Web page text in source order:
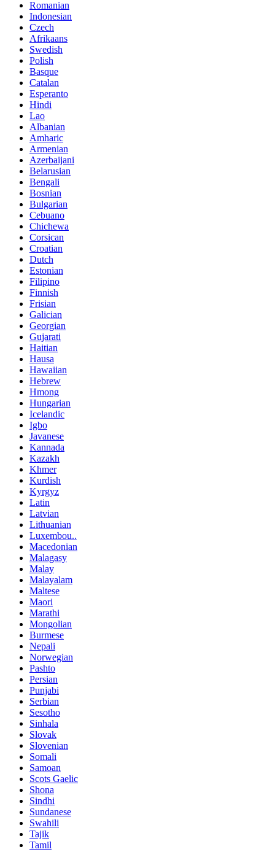
Romanian
Indonesian
Czech
Afrikaans
Swedish
Polish
Basque
Catalan
Esperanto
Hindi
Lao
Albanian
Amharic
Armenian
Azerbaijani
Belarusian
Bengali
Bosnian
Bulgarian
Cebuano
Chichewa
Corsican
Croatian
Dutch
Estonian
Filipino
Finnish
Frisian
Galician
Georgian
Gujarati
Haitian
Hausa
Hawaiian
Hebrew
Hmong
Hungarian
Icelandic
Igbo
Javanese
Kannada
Kazakh
Khmer
Kurdish
Kyrgyz
Latin
Latvian
Lithuanian
Luxembou..
Macedonian
Malagasy
Malay
Malayalam
Maltese
Maori
Marathi
Mongolian
Burmese
Nepali
Norwegian
Pashto
Persian
Punjabi
Serbian
Sesotho
Sinhala
Slovak
Slovenian
Somali
Samoan
Scots Gaelic
Shona
Sindhi
Sundanese
Swahili
Tajik
Tamil